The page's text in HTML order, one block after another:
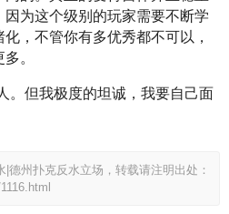
为这个级别的玩家需要不断学
，不管你有多优秀都不可以，
。
。但我极度的坦诚，我要自己面
德州扑克反水立场，转载请注明出处：